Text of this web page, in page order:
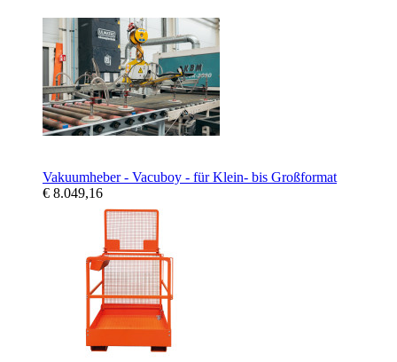
Vakuumheber - Vacuboy - für Klein- bis Großformat
€ 8.049,16